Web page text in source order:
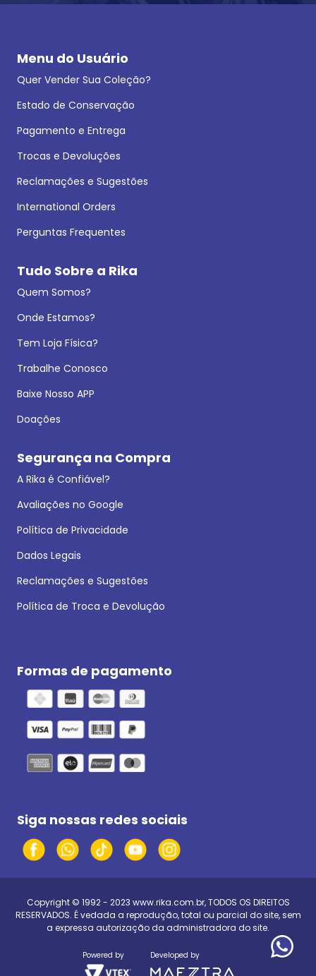
Menu do Usuário
Quer Vender Sua Coleção?
Estado de Conservação
Pagamento e Entrega
Trocas e Devoluções
Reclamações e Sugestões
International Orders
Perguntas Frequentes
Tudo Sobre a Rika
Quem Somos?
Onde Estamos?
Tem Loja Física?
Trabalhe Conosco
Baixe Nosso APP
Doações
Segurança na Compra
A Rika é Confiável?
Avaliações no Google
Política de Privacidade
Dados Legais
Reclamações e Sugestões
Política de Troca e Devolução
Formas de pagamento
Siga nossas redes sociais
Copyright © 1992 - 2023 www.rika.com.br, TODOS OS DIREITOS
RESERVADOS. É vedada a reprodução, total ou parcial do site, sem
a expressa autorização da administradora do site.
Powered by Developed by